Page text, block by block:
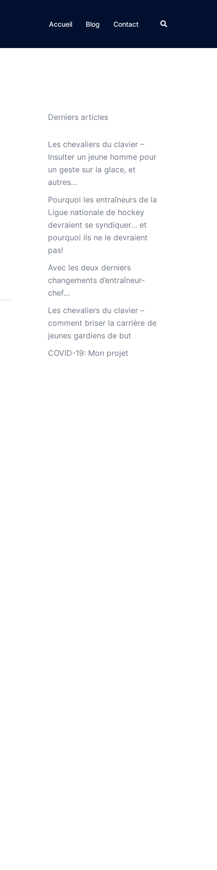
Accueil Blog Contact Rechercher
Derniers articles
Les chevaliers du clavier –
Insulter un jeune homme pour
un geste sur la glace, et
autres…
Pourquoi les entraîneurs de la
Ligue nationale de hockey
devraient se syndiquer… et
pourquoi ils ne le devraient
pas!
Avec les deux derniers
changements d’entraîneur-
chef…
Les chevaliers du clavier –
comment briser la carrière de
jeunes gardiens de but
COVID-19: Mon projet